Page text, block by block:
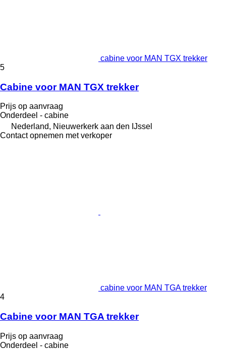
cabine voor MAN TGX trekker
5
Cabine voor MAN TGX trekker
Prijs op aanvraag
Onderdeel - cabine
Nederland, Nieuwerkerk aan den IJssel
Contact opnemen met verkoper
cabine voor MAN TGA trekker
4
Cabine voor MAN TGA trekker
Prijs op aanvraag
Onderdeel - cabine